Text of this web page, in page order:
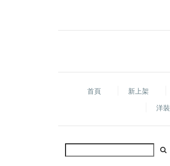
首頁 新上架
洋裝